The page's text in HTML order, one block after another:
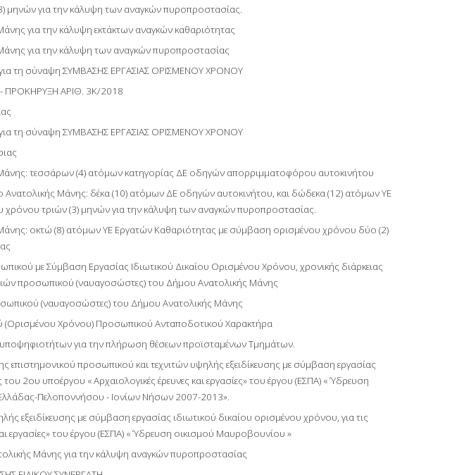
για την κάλυψη των αναγκών πυροπροστασίας.
για την κάλυψη εκτάκτων αναγκών καθαριότητας
για την κάλυψη των αναγκών πυροπροστασίας
τη σύναψη ΣΥΜΒΑΣΗΣ ΕΡΓΑΣΙΑΣ ΟΡΙΣΜΕΝΟΥ ΧΡΟΝΟΥ
ΑΡΙΘ. 3Κ/2018
τη σύναψη ΣΥΜΒΑΣΗΣ ΕΡΓΑΣΙΑΣ ΟΡΙΣΜΕΝΟΥ ΧΡΟΝΟΥ
τεσσάρων (4) ατόμων κατηγορίας ΔΕ οδηγών απορριμματοφόρου αυτοκινήτου
Μάνης: δέκα (10) ατόμων ΔΕ οδηγών αυτοκινήτου, και δώδεκα (12) ατόμων ΥΕ
τριών (3) μηνών για την κάλυψη των αναγκών πυροπροστασίας.
οκτώ (8) ατόμων ΥΕ Εργατών Καθαριότητας με σύμβαση ορισμένου χρόνου δύο (2)
με Σύμβαση Εργασίας Ιδιωτικού Δικαίου Ορισμένου Χρόνου, χρονικής διάρκειας
προσωπικού (ναυαγοσώστες) του Δήμου Ανατολικής Μάνης
(ναυαγοσώστες) του Δήμου Ανατολικής Μάνης
Χρόνου) Προσωπικού Ανταποδοτικού Χαρακτήρα
για την πλήρωση θέσεων προϊσταμένων Τμημάτων.
επιστημονικού προσωπικού και τεχνιτών υψηλής εξειδίκευσης με σύμβαση εργασίας
2ου υποέργου « Αρχαιολογικές έρευνες και εργασίες» του έργου (ΕΣΠΑ) « Ύδρευση
Πελοποννήσου - Ιονίων Νήσων 2007-2013».
εξειδίκευσης με σύμβαση εργασίας ιδιωτικού δικαίου ορισμένου χρόνου, για τις
εργασίες» του έργου (ΕΣΠΑ) « Ύδρευση οικισμού Μαυροβουνίου »
Μάνης για την κάλυψη αναγκών πυροπροστασίας